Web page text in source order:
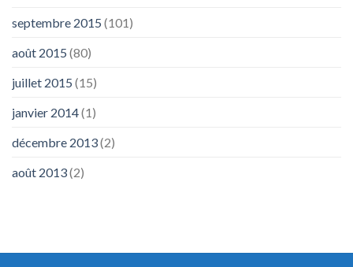
septembre 2015 (101)
août 2015 (80)
juillet 2015 (15)
janvier 2014(1)
décembre 2013(2)
août 2013(2)